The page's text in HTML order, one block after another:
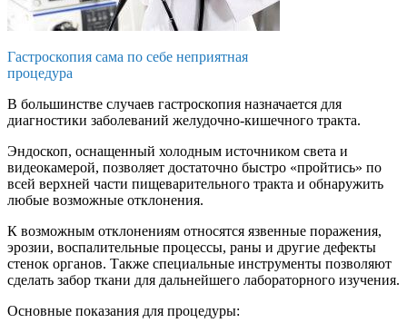
Гастроскопия сама по себе неприятная
процедура
В большинстве случаев гастроскопия назначается для
диагностики заболеваний желудочно-кишечного тракта.
Эндоскоп, оснащенный холодным источником света и
видеокамерой, позволяет достаточно быстро «пройтись» по
всей верхней части пищеварительного тракта и обнаружить
любые возможные отклонения.
К возможным отклонениям относятся язвенные поражения,
эрозии, воспалительные процессы, раны и другие дефекты
стенок органов. Также специальные инструменты позволяют
сделать забор ткани для дальнейшего лабораторного изучения.
Основные показания для процедуры: